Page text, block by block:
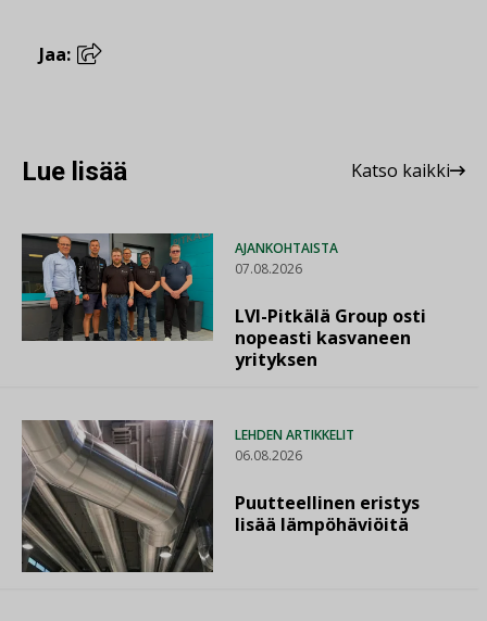
Jaa:
Lue lisää Katso kaikki
AJANKOHTAISTA
07.08.2026
LVI-Pitkälä Group osti
nopeasti kasvaneen
yrityksen
LEHDEN ARTIKKELIT
06.08.2026
Puutteellinen eristys
lisää lämpöhäviöitä